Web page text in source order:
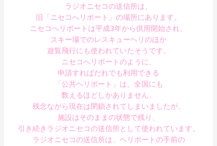
ラジオニセコの送信所は、
旧「ニセコへリポート」の場所にあります。
ニセコへリポートは平成3年から供用開始され、
スキー場でのレスキューヘリのほか
遊覧飛行にも使われていたそうです。
ニセコへリポートのように、
申請すればだれでも利用できる
「公共ヘリポート」は、全国にも
数えるほどしかありません。
残念ながら現在は閉鎖されてしまいましたが、
施設はそのままの状態で残り、
引き続きラジオニセコの送信所として使われています。
ラジオニセコの送信所は、ヘリポートの手前の